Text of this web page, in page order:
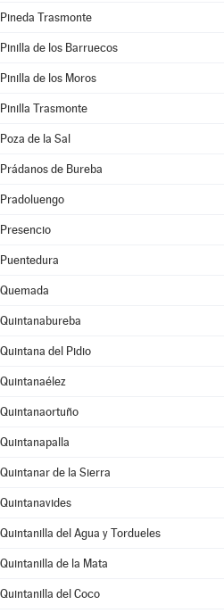
Pineda Trasmonte
Pinilla de los Barruecos
Pinilla de los Moros
Pinilla Trasmonte
Poza de la Sal
Prádanos de Bureba
Pradoluengo
Presencio
Puentedura
Quemada
Quintanabureba
Quintana del Pidio
Quintanaélez
Quintanaortuño
Quintanapalla
Quintanar de la Sierra
Quintanavides
Quintanilla del Agua y Tordueles
Quintanilla de la Mata
Quintanilla del Coco